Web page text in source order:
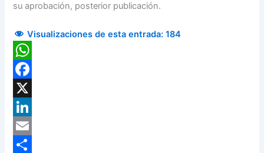
su aprobación, posterior publicación.
Visualizaciones de esta entrada: 184
WhatsApp
Facebook
X
LinkedIn
Email